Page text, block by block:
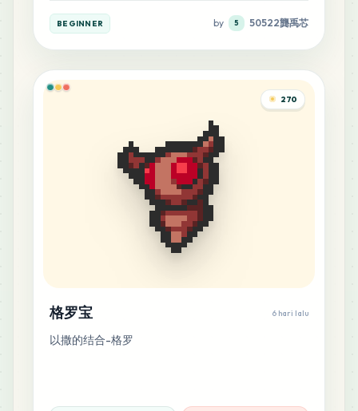
BEGINNER by 5 50522龔禹芯
270
格罗宝 6 hari lalu
以撒的结合-格罗